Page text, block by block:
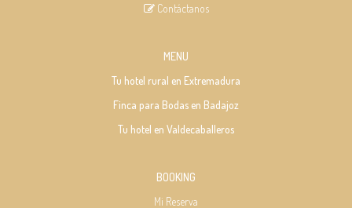
Contáctanos
MENU
Tu hotel rural en Extremadura
Finca para Bodas en Badajoz
Tu hotel en Valdecaballeros
BOOKING
Mi Reserva